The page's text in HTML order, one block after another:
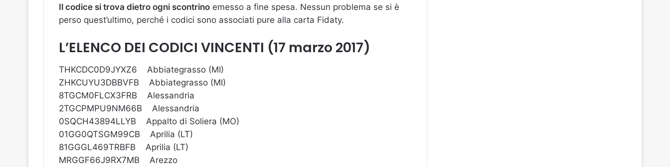
Il codice si trova dietro ogni scontrino emesso a fine spesa. Nessun problema se si è
perso quest’ultimo, perché i codici sono associati pure alla carta Fidaty.
L’ELENCO DEI CODICI VINCENTI (17 marzo 2017)
THKCDC0D9JYXZ6 Abbiategrasso (MI)
ZHKCUYU3DBBVFB Abbiategrasso (MI)
8TGCM0FLCX3FRB Alessandria
2TGCPMPU9NM66B Alessandria
0SQCH43894LLYB Appalto di Soliera (MO)
01GG0QTSGM99CB Aprilia (LT)
81GGGL469TRBFB Aprilia (LT)
MRGGF66J9RX7MB Arezzo